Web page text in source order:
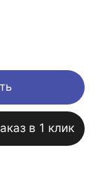
в 1 клик